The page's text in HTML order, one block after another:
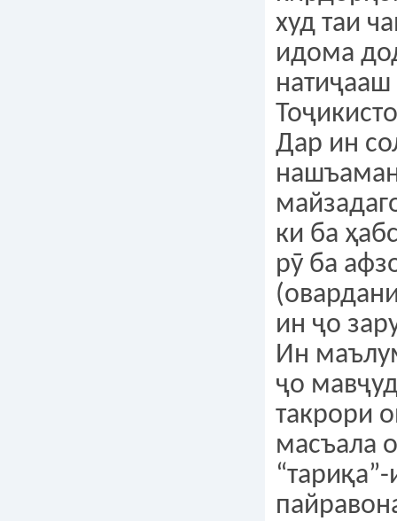
худ таи
идома
Дар ин
ки ба
рӯ ба
ин ҷо
Ин
ҷо
такрори
масъала